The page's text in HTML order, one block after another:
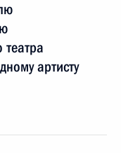
театра
артисту